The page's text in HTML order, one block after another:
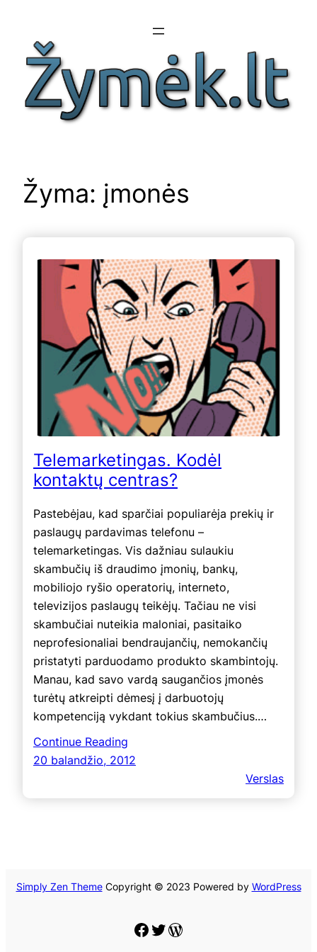
turinio
Žyma: įmonės
Telemarketingas. Kodėl
kontaktų centras?
Pastebėjau, kad sparčiai populiarėja prekių ir
paslaugų pardavimas telefonu –
telemarketingas. Vis dažniau sulaukiu
skambučių iš draudimo įmonių, bankų,
mobiliojo ryšio operatorių, interneto,
televizijos paslaugų teikėjų. Tačiau ne visi
skambučiai nuteikia maloniai, pasitaiko
neprofesionaliai bendraujančių, nemokančių
pristatyti parduodamo produkto skambintojų.
Manau, kad savo vardą saugančios įmonės
turėtų atkreipti dėmesį į darbuotojų
kompetenciją vykdant tokius skambučius.…
Continue Reading
20 balandžio, 2012
Verslas
Simply Zen ThemeCopyright © 2023 Powered by WordPress
Facebook
Twitter
WordPress